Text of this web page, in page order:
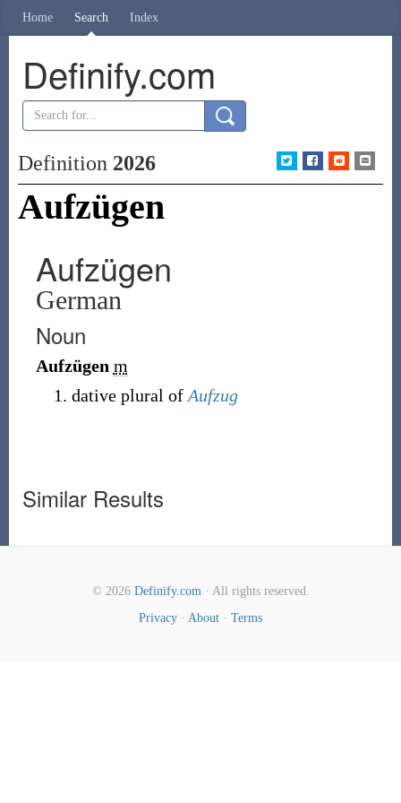
Home Search Index
Definify.com
Definition 2026
Aufzügen
Aufzügen
German
Noun
Aufzügen m
dative plural of Aufzug
Similar Results
© 2026 Definify.com· All rights reserved.
Privacy · About · Terms